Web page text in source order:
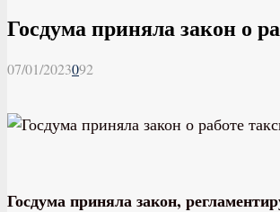
Госдума приняла закон о
07/01/2023092
Госдума приняла закон,